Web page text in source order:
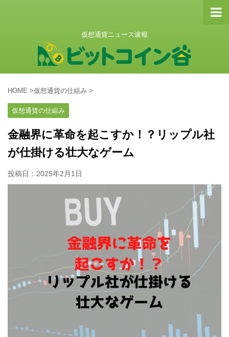
仮想通貨ニュース速報
HOME >仮想通貨の仕組み >
仮想通貨の仕組み
金融界に革命を起こすか！？リップル社
が仕掛ける壮大なゲーム
投稿日： 2025年2月1日